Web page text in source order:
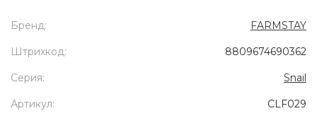
Бренд: FARMSTAY
Штрихкод: 8809674690362
Серия: Snail
Артикул: CLF029